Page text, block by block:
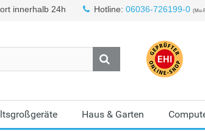
innerhalb 24h Hotline: 06036-726199-0 (Mo-
Haus & Garten